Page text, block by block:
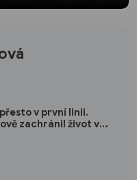
v první linii.
zachránil život v